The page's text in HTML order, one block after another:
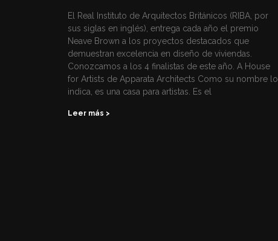
El Real Instituto de Arquitectos Británicos (RIBA, por
sus siglas en inglés), entrega cada año el premio
Neave Brown a los proyectos destacados que
demuestran excelencia en diseño de viviendas.
Conozcamos a los 4 finalistas de este año. A House
for Artists de Apparata Architects Como su nombre lo
indica, es una casa para artistas. Es el
Leer más >